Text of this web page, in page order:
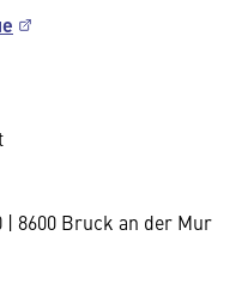
8600 Bruck an der Mur